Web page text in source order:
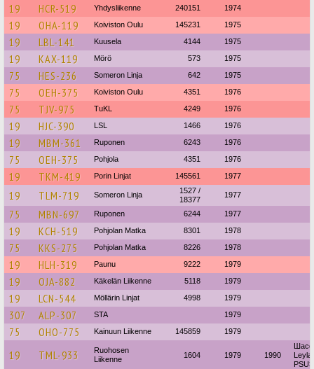
19 HCR-519 Yhdysliikenne 240151 1974
19 OHA-119 Koiviston Oulu 145231 1975
19 LBL-141 Kuusela 4144 1975
19 KAX-119 Mörö 573 1975
75 HES-236 Someron Linja 642 1975
75 OEH-375 Koiviston Oulu 4351 1976
75 TJV-975 TuKL 4249 1976
19 HJC-390 LSL 1466 1976
19 MBM-361 Ruponen 6243 1976
75 OEH-375 Pohjola 4351 1976
19 TKM-419 Porin Linjat 145561 1977
19 TLM-719 Someron Linja
1527 /
18377
1977
75 MBN-697 Ruponen 6244 1977
19 KCH-519 Pohjolan Matka 8301 1978
75 KKS-275 Pohjolan Matka 8226 1978
19 HLH-319 Paunu 9222 1979
19 OJA-882 Käkelän Liikenne 5118 1979
19 LCN-544 Möllärin Linjat 4998 1979
307 ALP-307 STA 1979
75 OHO-775 Kainuun Liikenne 145859 1979
19 TML-933
Ruohosen
Liikenne
1604 1979 1990